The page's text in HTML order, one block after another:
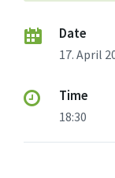
Date
17. April
Time
18:30